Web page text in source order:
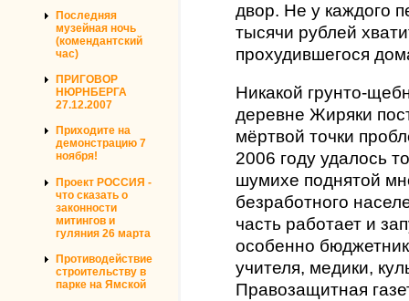
Последняя
музейная ночь
(комендантский
час)
ПРИГОВОР
НЮРНБЕРГА
27.12.2007
Приходите на
демонстрацию 7
ноября!
Проект РОССИЯ -
что сказать о
законности
митингов и
гуляния 26 марта
Противодействие
строительству в
парке на Ямской
двор. Не у каждого
тысячи рублей
прохудившегося
Никакой грунто-
деревне Жиряки
мёртвой точки
2006 году удалось
шумихе поднятой
безработного
часть работает и
особенно
учителя, медики,
Правозащитная